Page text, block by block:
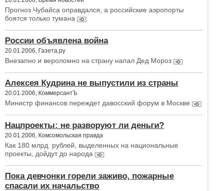
Прогноз Чубайса оправдался, а российские аэропорты
боятся только тумана
России объявлена война
20.01.2006, Газета.ру
Внезапно и вероломно на страну напал Дед Мороз
Алексея Кудрина не выпустили из страны
20.01.2006, КоммерсантЪ
Министр финансов переждет давосский форум в Москве
Нацпроекты: не разворуют ли деньги?
20.01.2006, Комсомольская правда
Как 180 млрд. рублей, выделенных на национальные
проекты, дойдут до народа
Пока девчонки горели заживо, пожарные
спасали их начальство